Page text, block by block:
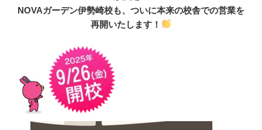
NOVAガーデン伊勢崎校も、ついに本来の校舎での営業を
再開いたします！